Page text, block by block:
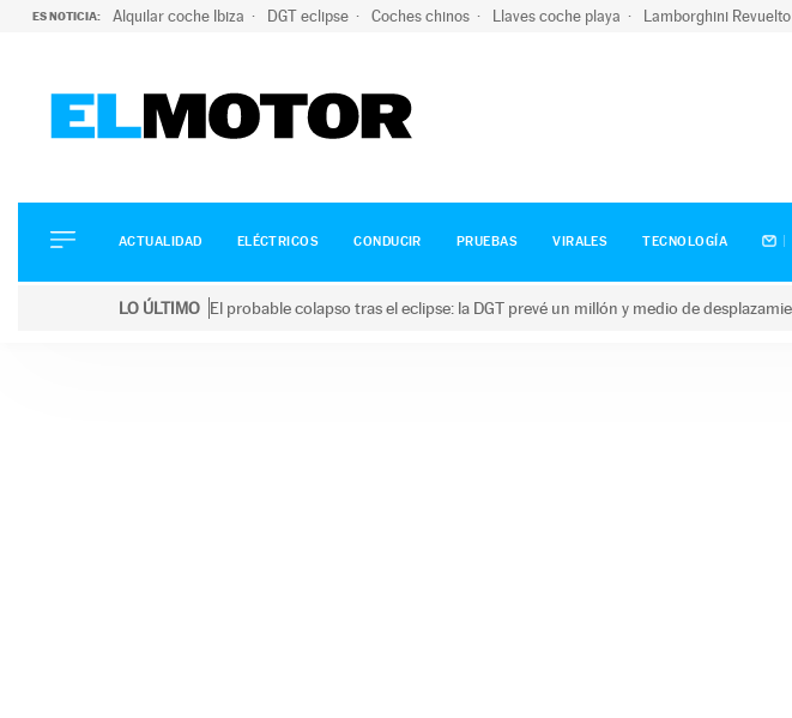
ES NOTICIA: Alquilar coche Ibiza DGT eclipse Coches chinos Llaves coche playa Lamborghini Revuelto
ELÉCTRICOS
CONDUCIR
ACTUALIDAD ELÉCTRICOS CONDUCIR PRUEBAS VIRALES TECNOLOGÍA
LO ÚLTIMO El probable colapso tras el eclipse: la DGT prevé un millón y medio de